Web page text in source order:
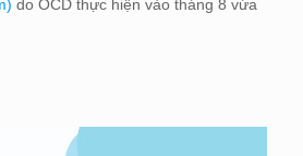
do OCD thực hiện vào tháng 8 vừa